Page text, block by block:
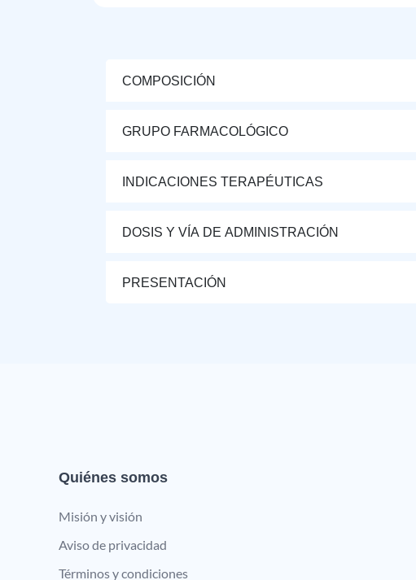
COMPOSICIÓN
GRUPO FARMACOLÓGICO
INDICACIONES TERAPÉUTICAS
DOSIS Y VÍA DE ADMINISTRACIÓN
PRESENTACIÓN
Quiénes somos
Misión y visión
Aviso de privacidad
Términos y condiciones